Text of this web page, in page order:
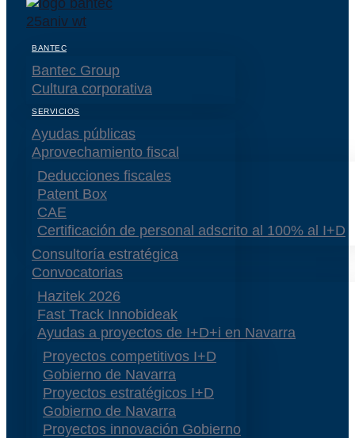
BANTEC
Bantec Group
Cultura corporativa
SERVICIOS
Ayudas públicas
Aprovechamiento fiscal
Deducciones fiscales
Patent Box
CAE
Certificación de personal adscrito al 100% al I+D
Consultoría estratégica
Convocatorias
Hazitek 2026
Fast Track Innobideak
Ayudas a proyectos de I+D+i en Navarra
Proyectos competitivos I+D
Gobierno de Navarra
Proyectos estratégicos I+D
Gobierno de Navarra
Proyectos innovación Gobierno